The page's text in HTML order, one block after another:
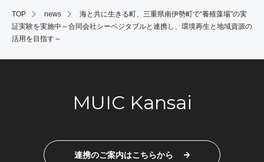
TOP news
海と共に生きる町、三重県南伊勢町で“養殖藻場”の実
証実験を実施中～合同会社シーベジタブルと連携し、環境再生と地域資源の
活用を目指す～
MUIC Kansai
連携のご案内はこちらから